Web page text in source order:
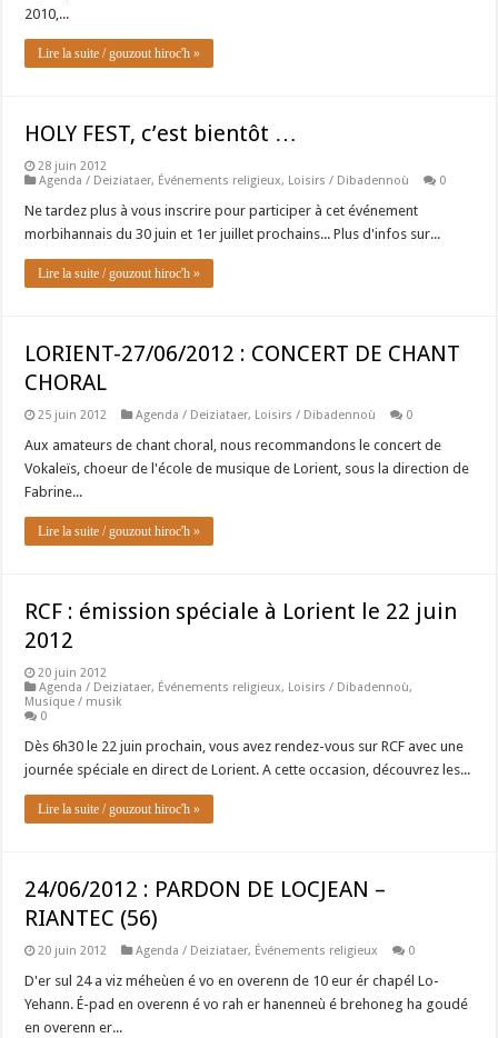
2010,...
Lire la suite / gouzout hiroc'h »
HOLY FEST, c’est bientôt …
28 juin 2012
Agenda / Deiziataer, Événements religieux, Loisirs / Dibadennoù 0
Ne tardez plus à vous inscrire pour participer à cet événement
morbihannais du 30 juin et 1er juillet prochains... Plus d'infos sur...
Lire la suite / gouzout hiroc'h »
LORIENT-27/06/2012 : CONCERT DE CHANT
CHORAL
25 juin 2012 Agenda / Deiziataer, Loisirs / Dibadennoù 0
Aux amateurs de chant choral, nous recommandons le concert de
Vokaleïs, choeur de l'école de musique de Lorient, sous la direction de
Fabrine...
Lire la suite / gouzout hiroc'h »
RCF : émission spéciale à Lorient le 22 juin
2012
20 juin 2012
Agenda / Deiziataer, Événements religieux, Loisirs / Dibadennoù,
Musique / musik
0
Dès 6h30 le 22 juin prochain, vous avez rendez-vous sur RCF avec une
journée spéciale en direct de Lorient. A cette occasion, découvrez les...
Lire la suite / gouzout hiroc'h »
24/06/2012 : PARDON DE LOCJEAN –
RIANTEC (56)
20 juin 2012 Agenda / Deiziataer, Événements religieux 0
D'er sul 24 a viz méheùen é vo en overenn de 10 eur ér chapél Lo-
Yehann. É-pad en overenn é vo rah er hanenneù é brehoneg ha goudé
en overenn er...